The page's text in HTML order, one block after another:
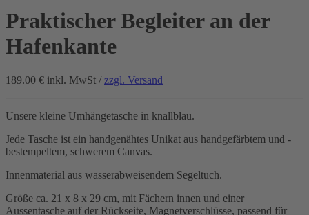
Praktischer Begleiter an der
Hafenkante
189.00 € inkl. MwSt / zzgl. Versand
Unsere kleine Umhängetasche in knallblau.
Jede Tasche ist ein handgenähtes Unikat aus handgefärbtem und -
bestempeltem, schwerem Canvas.
Innenmaterial aus wasserabweisendem Segeltuch.
Größe ca. 21 x 8 x 29 cm, mit Fächern innen und einer
Aussentasche auf der Rückseite, Magnetverschlüsse, passend für